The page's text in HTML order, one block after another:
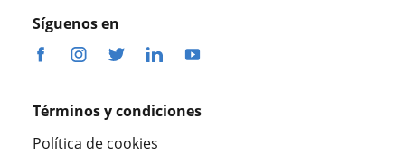
Síguenos en
Términos y condiciones
Política de cookies